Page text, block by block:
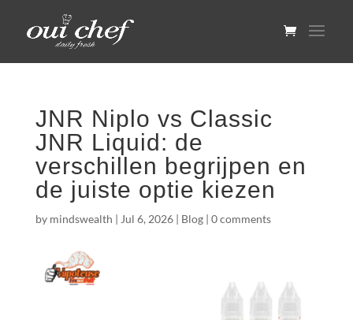
JNR Niplo vs Classic
JNR Liquid: de
verschillen begrijpen en
de juiste optie kiezen
by mindswealth | Jul 6, 2026| Blog| 0 comments